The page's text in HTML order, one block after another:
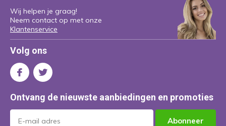
Wij helpen je graag!
Neem contact op met onze
Klantenservice
Volg ons
Ontvang de nieuwste aanbiedingen en promoties
Abonneer